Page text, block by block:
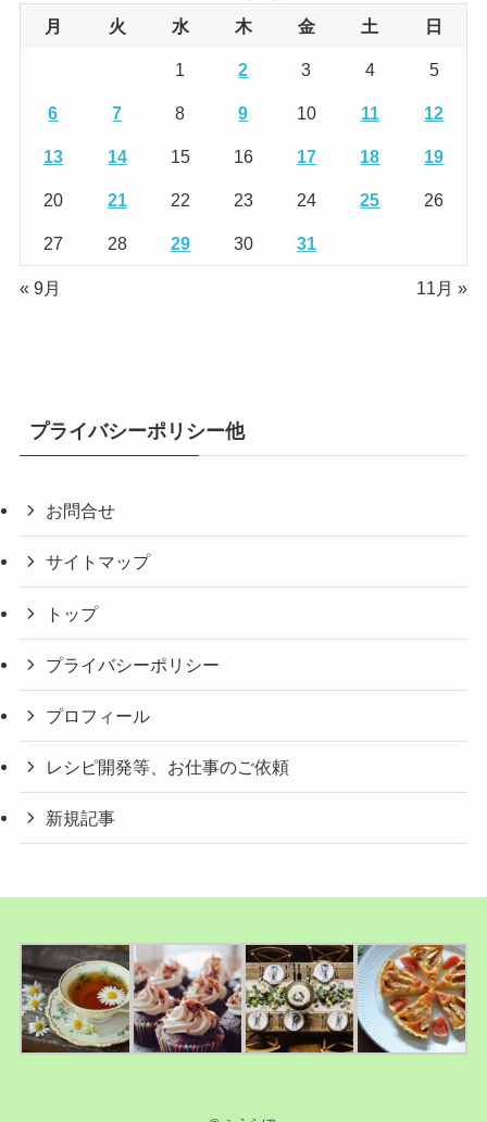
月 火 水 木 金 土 日
1 2 3 4 5
6 7 8 9 10 11 12
13 14 15 16 17 18 19
20 21 22 23 24 25 26
27 28 29 30 31
« 9月 11月 »
プライバシーポリシー他
お問合せ
サイトマップ
トップ
プライバシーポリシー
プロフィール
レシピ開発等、お仕事のご依頼
新規記事